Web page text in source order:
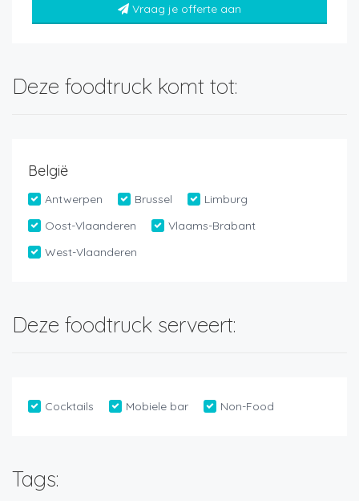
Vraag je offerte aan
Deze foodtruck komt tot:
België
Antwerpen Brussel
Limburg
Oost-Vlaanderen
Vlaams-Brabant
West-Vlaanderen
Deze foodtruck serveert:
Cocktails Mobiele bar Non-Food
Tags: